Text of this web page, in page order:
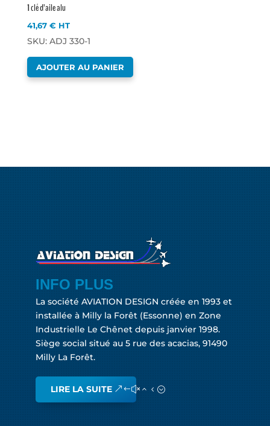
1 clé d’aile alu
41,67€ HT
SKU: ADJ 330-1
AJOUTER AU PANIER
INFO PLUS
La société AVIATION DESIGN créée en 1993 et
installée à Milly la Forêt (Essonne) en Zone
Industrielle Le Chênet depuis janvier 1998.
Siège social situé au 5 rue des acacias, 91490
Milly La Forêt.
LIRE LA SUITE